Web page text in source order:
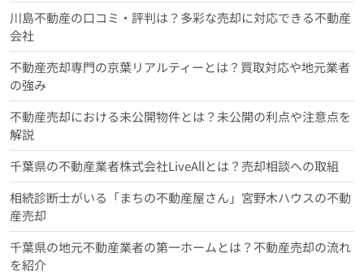
川島不動産の口コミ・評判は？多彩な売却に対応できる不動産
会社
不動産売却専門の京葉リアルティーとは？買取対応や地元業者
の強み
不動産売却における未公開物件とは？未公開の利点や注意点を
解説
千葉県の不動産業者株式会社LiveAllとは？売却相談への取組
相続診断士がいる「まちの不動産屋さん」宮野木ハウスの不動
産売却
千葉県の地元不動産業者の第一ホームとは？不動産売却の流れ
を紹介